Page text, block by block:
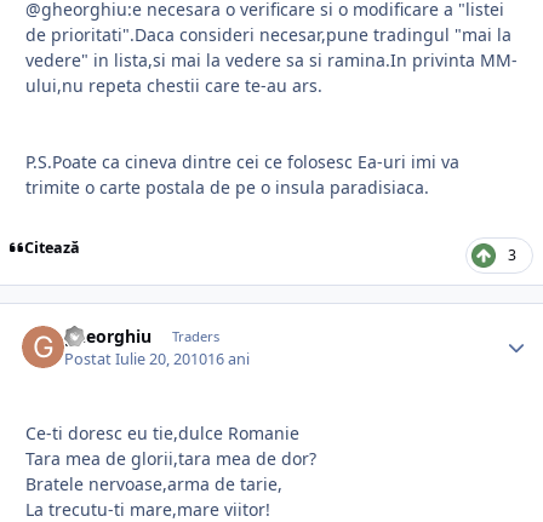
@gheorghiu:e necesara o verificare si o modificare a "listei
de prioritati".Daca consideri necesar,pune tradingul "mai la
vedere" in lista,si mai la vedere sa si ramina.In privinta MM-
ului,nu repeta chestii care te-au ars.
P.S.Poate ca cineva dintre cei ce folosesc Ea-uri imi va
trimite o carte postala de pe o insula paradisiaca.
Citează 3
gheorghiu Traders
PostatIulie 20, 201016 ani
Ce-ti doresc eu tie,dulce Romanie
Tara mea de glorii,tara mea de dor?
Bratele nervoase,arma de tarie,
La trecutu-ti mare,mare viitor!